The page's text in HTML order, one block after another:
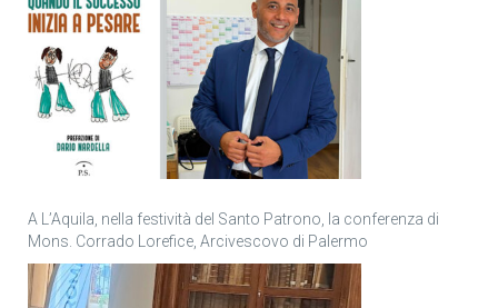
A L’Aquila, nella festività del Santo Patrono, la conferenza di
Mons. Corrado Lorefice, Arcivescovo di Palermo